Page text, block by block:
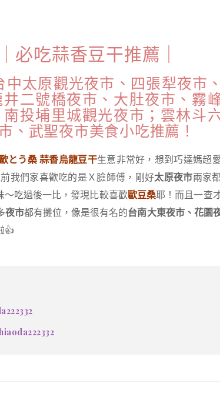
必吃蒜香豆干推薦｜
太原觀光夜市、四張犁夜市
二號橋夜市、大肚夜市、霧
投埔里城觀光夜市；雲林斗
、武聖夜市美食小吃推薦！
歐とう桑 蒜香烏龍豆干生意非常好，想到巧達媽超
我們家喜歡吃的是Ｘ臉師傅，剛好太原夜市兩家
～吃過後一比，發現比較喜歡歐豆桑耶！而且一查
夜市都有攤位，像是很有名的台南大東夜市、花園
👍